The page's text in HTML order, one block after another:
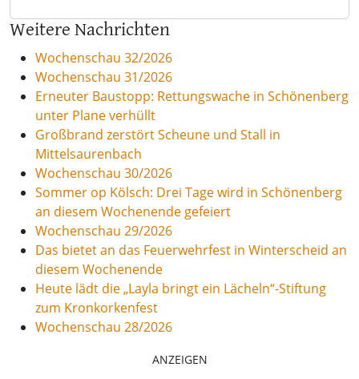
Weitere Nachrichten
Wochenschau 32/2026
Wochenschau 31/2026
Erneuter Baustopp: Rettungswache in Schönenberg
unter Plane verhüllt
Großbrand zerstört Scheune und Stall in
Mittelsaurenbach
Wochenschau 30/2026
Sommer op Kölsch: Drei Tage wird in Schönenberg
an diesem Wochenende gefeiert
Wochenschau 29/2026
Das bietet an das Feuerwehrfest in Winterscheid an
diesem Wochenende
Heute lädt die „Layla bringt ein Lächeln“-Stiftung
zum Kronkorkenfest
Wochenschau 28/2026
ANZEIGEN